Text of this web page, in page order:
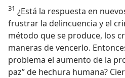
31 ¿Está la respuesta en
frustrar la delincuencia y el
método que se produce, los
maneras de vencerlo.
problema el aumento de la
paz” de hechura humana?